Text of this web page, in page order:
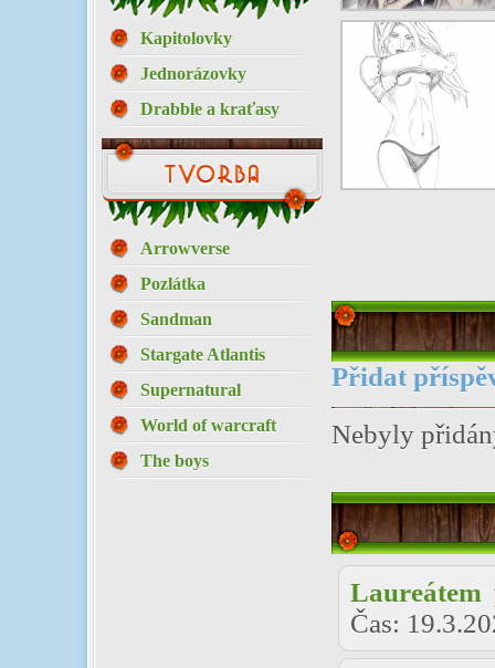
Kapitolovky
Jednorázovky
Drabble a kraťasy
Arrowverse
Pozlátka
Sandman
Stargate Atlantis
Supernatural
World of warcraft
The boys
Přidat
Nebyly
Laureátem
Čas: